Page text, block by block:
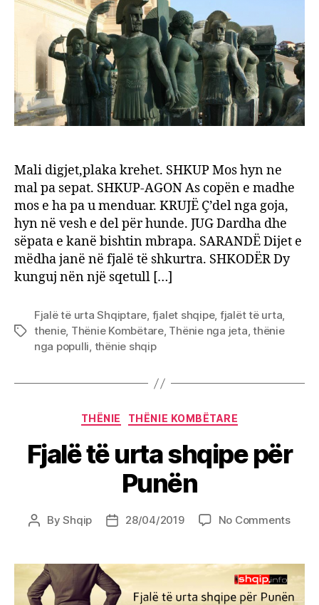
Mali digjet,plaka krehet. SHKUP Mos hyn ne
mal pa sepat. SHKUP-AGON As copën e madhe
mos e ha pa u menduar. KRUJË Ç’del nga goja,
hyn në vesh e del për hunde. JUG Dardha dhe
sëpata e kanë bishtin mbrapa. SARANDË Dijet e
mëdha janë në fjalë të shkurtra. SHKODËR Dy
kunguj nën një sqetull […]
Tags
Fjalë të urta Shqiptare, fjalet shqipe, fjalët të urta,
thenie, Thënie Kombëtare, Thënie nga jeta,thënie
nga populli, thënie shqip
Categories
THËNIE THËNIE KOMBËTARE
Fjalë të urta shqipe për
Punën
PostByShqip
Post28/04/2019 No Commentson
urta
për